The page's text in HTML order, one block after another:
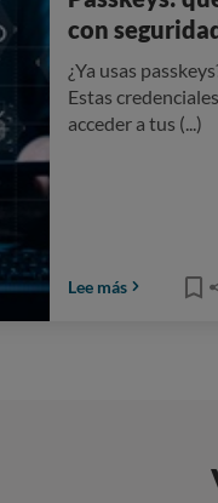
con
¿Ya usas
Estas
acceder a tus (...)
Lee más